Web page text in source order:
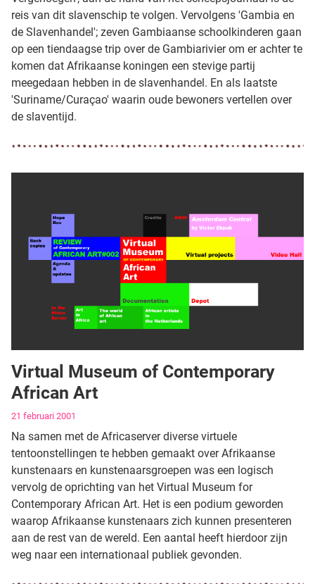
reis van dit slavenschip te volgen. Vervolgens 'Gambia en
de Slavenhandel'; zeven Gambiaanse schoolkinderen gaan
op een tiendaagse trip over de Gambiarivier om er achter te
komen dat Afrikaanse koningen een stevige partij
meegedaan hebben in de slavenhandel. En als laatste
'Suriname/Curaçao' waarin oude bewoners vertellen over
de slaventijd.
Virtual Museum of Contemporary
African Art
Gegevens
21 februari 2001
Na samen met de Africaserver diverse virtuele
tentoonstellingen te hebben gemaakt over Afrikaanse
kunstenaars en kunstenaarsgroepen was een logisch
vervolg de oprichting van het Virtual Museum for
Contemporary African Art. Het is een podium geworden
waarop Afrikaanse kunstenaars zich kunnen presenteren
aan de rest van de wereld. Een aantal heeft hierdoor zijn
weg naar een internationaal publiek gevonden.